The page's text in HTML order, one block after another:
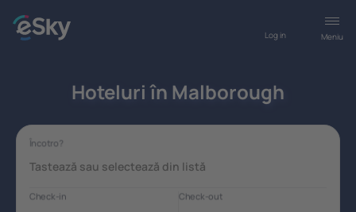
Meniu
Log in
Hoteluri în Malborough